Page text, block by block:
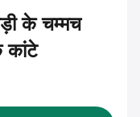
के चम्मच
कांटे